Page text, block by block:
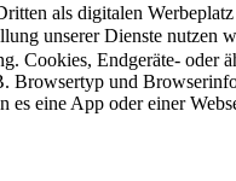
als digitalen
unserer Dienste nutzen
Cookies, Endgeräte-
und
eine App oder einer